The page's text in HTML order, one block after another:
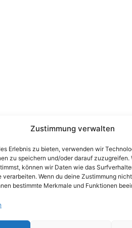
Zustimmung verwalten
Erlebnis zu bieten, verwenden wir
zu speichern und/oder darauf zuzugreifen.
können wir Daten wie das
verarbeiten. Wenn du deine Zustimmung
bestimmte Merkmale und Funktionen